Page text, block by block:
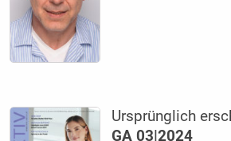
Ursprünglich
GA 03|2024